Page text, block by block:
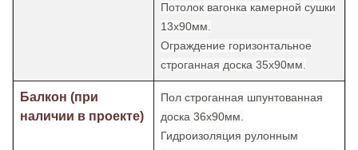
Потолок вагонка камерной сушки
13х90мм.
Ограждение горизонтальное
строганная доска 35х90мм.
Балкон (при
наличии в проекте)
Пол строганная шпунтованная
доска 36х90мм.
Гидроизоляция рулонным